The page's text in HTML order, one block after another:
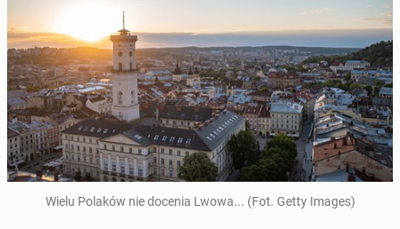
Wielu Polaków nie docenia Lwowa... (Fot. Getty Images)